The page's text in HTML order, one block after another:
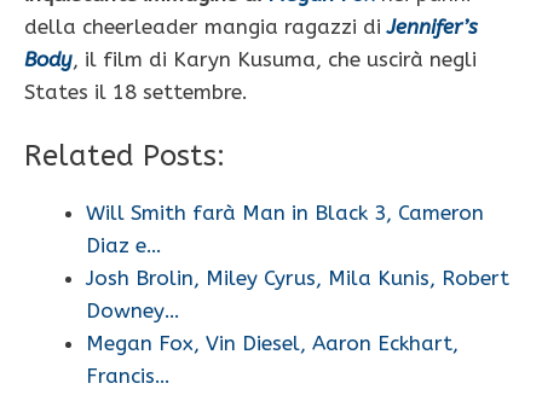
della cheerleader mangia ragazzi diJennifer’s
Body, il film di Karyn Kusuma, che uscirà negli
States il 18 settembre.
Related Posts:
Will Smith farà Man in Black 3, Cameron
Diaz e…
Josh Brolin, Miley Cyrus, Mila Kunis, Robert
Downey…
Megan Fox, Vin Diesel, Aaron Eckhart,
Francis…